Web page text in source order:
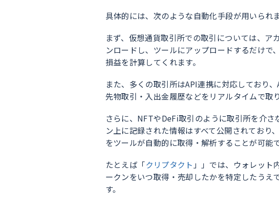
具体的には、次のような自動化手段が用いられま
まず、仮想通貨取引所での取引については、ア
ンロードし、ツールにアップロードするだけ
損益を計算してくれます。
また、多くの取引所はAPI連携に対応しており
先物取引・入出金履歴などをリアルタイムで取
さらに、NFTやDeFi取引のように取引所を介
ン上に記録された情報はすべて公開されており
をツールが自動的に取得・解析することが可能で
たとえば「クリプタクト 」」では、ウォレット
ークンをいつ取得・売却したかを特定したう
す。